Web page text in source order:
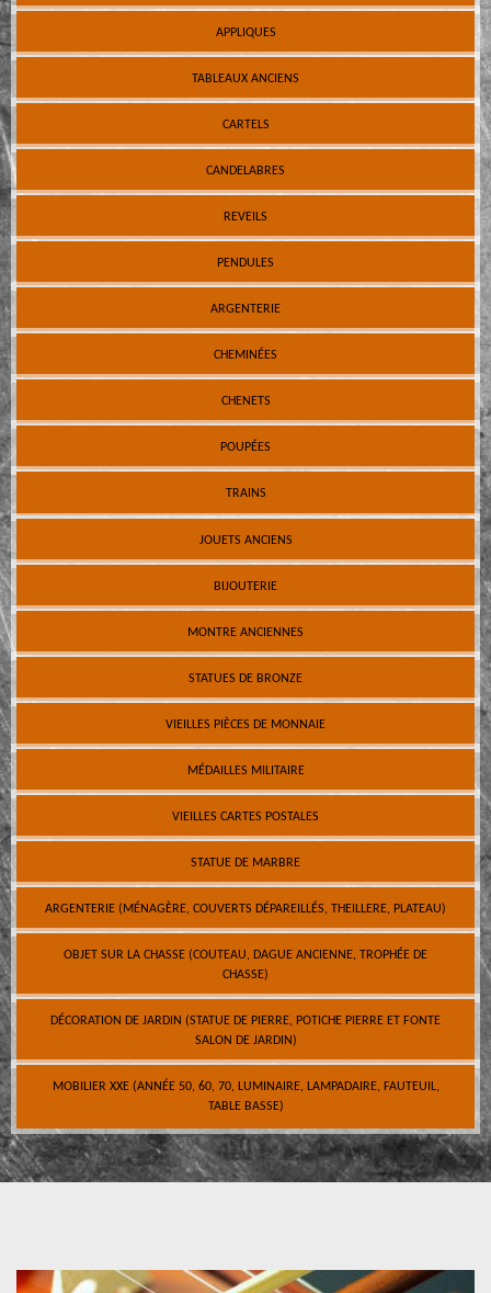
APPLIQUES
TABLEAUX ANCIENS
CARTELS
CANDELABRES
REVEILS
PENDULES
ARGENTERIE
CHEMINÉES
CHENETS
POUPÉES
TRAINS
JOUETS ANCIENS
BIJOUTERIE
MONTRE ANCIENNES
STATUES DE BRONZE
VIEILLES PIÈCES DE MONNAIE
MÉDAILLES MILITAIRE
VIEILLES CARTES POSTALES
STATUE DE MARBRE
ARGENTERIE (MÉNAGÈRE, COUVERTS DÉPAREILLÉS, THEILLERE, PLATEAU)
OBJET SUR LA CHASSE (COUTEAU, DAGUE ANCIENNE, TROPHÉE DE
CHASSE)
DÉCORATION DE JARDIN (STATUE DE PIERRE, POTICHE PIERRE ET FONTE
SALON DE JARDIN)
MOBILIER XXE (ANNÉE 50, 60, 70, LUMINAIRE, LAMPADAIRE, FAUTEUIL,
TABLE BASSE)